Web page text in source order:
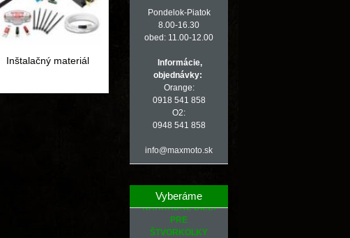
Inštalačný materiál
Pondelok-Piatok
8.00-16.30
obed: 11.00-12.00
Informácie,
objednávky:
Orange:
0918 541 858
O2:
0948 541 858
info@maxmoto.sk
Vyberáme
NÁHRADNÉ DIELY
PRE
ŠTVORKOLKY